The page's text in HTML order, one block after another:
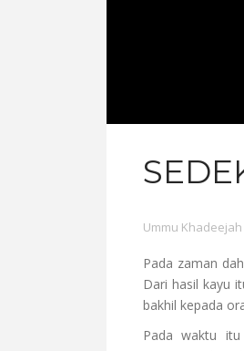
Ummu Khadeejah
Pada zaman
Dari hasil kayu
bakhil kepada
Pada waktu itu